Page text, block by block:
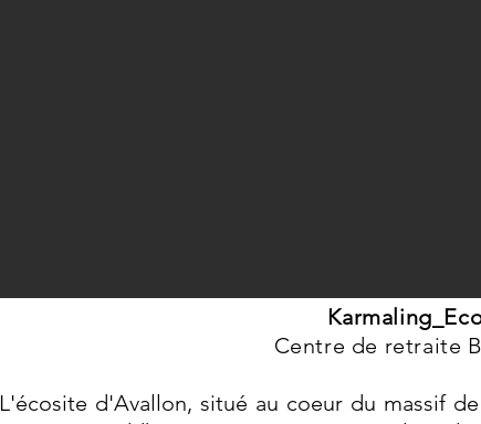
Centre de retraite
L'écosite d'Avallon, situé au coeur du massif